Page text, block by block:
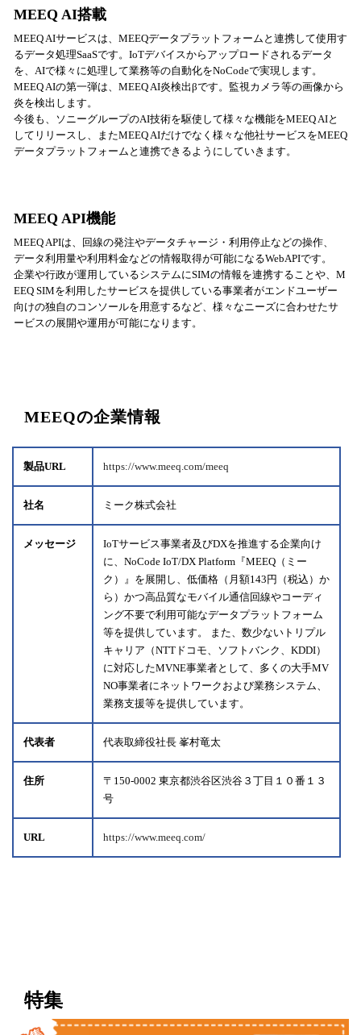
MEEQ AI搭載
MEEQ AIサービスは、MEEQデータプラットフォームと連携して使用す
るデータ処理SaaSです。IoTデバイスからアップロードされるデータ
を、AIで様々に処理して業務等の自動化をNoCodeで実現します。
MEEQ AIの第一弾は、MEEQ AI炎検出βです。監視カメラ等の画像から
炎を検出します。
今後も、ソニーグループのAI技術を駆使して様々な機能をMEEQ AIと
してリリースし、またMEEQ AIだけでなく様々な他社サービスをMEEQ
データプラットフォームと連携できるようにしていきます。
MEEQ API機能
MEEQ APIは、回線の発注やデータチャージ・利用停止などの操作、
データ利用量や利用料金などの情報取得が可能になるWebAPIです。
企業や行政が運用しているシステムにSIMの情報を連携することや、M
EEQ SIMを利用したサービスを提供している事業者がエンドユーザー
向けの独自のコンソールを用意するなど、様々なニーズに合わせたサ
ービスの展開や運用が可能になります。
MEEQの企業情報
製品URL https://www.meeq.com/meeq
社名 ミーク株式会社
メッセージ
IoTサービス事業者及びDXを推進する企業向け
に、NoCode IoT/DX Platform『MEEQ（ミー
ク）』を展開し、低価格（月額143円（税込）か
ら）かつ高品質なモバイル通信回線やコーディ
ング不要で利用可能なデータプラットフォーム
等を提供しています。 また、数少ないトリプル
キャリア（NTTドコモ、ソフトバンク、KDDI）
に対応したMVNE事業者として、多くの大手MV
NO事業者にネットワークおよび業務システム、
業務支援等を提供しています。
代表者 代表取締役社長 峯村竜太
住所
〒150-0002 東京都渋谷区渋谷３丁目１０番１３
号
URL https://www.meeq.com/
特集